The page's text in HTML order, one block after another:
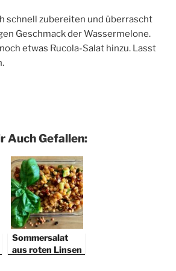
schnell zubereiten und überrascht
Geschmack der Wassermelone.
etwas Rucola-Salat hinzu. Lasst
Auch Gefallen:
Sommersalat
aus roten Linsen